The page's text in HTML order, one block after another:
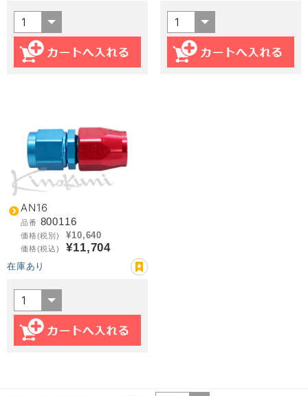
AN16
品番 800116
価格(税別) ¥10,640
価格(税込) ¥11,704
在庫あり